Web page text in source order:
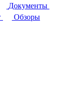
Документы
Обзоры